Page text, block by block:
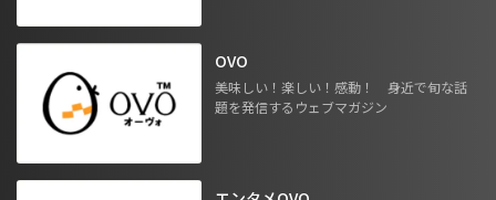
OVO
美味しい！楽しい！感動！ 身近で旬な話
題を発信するウェブマガジン